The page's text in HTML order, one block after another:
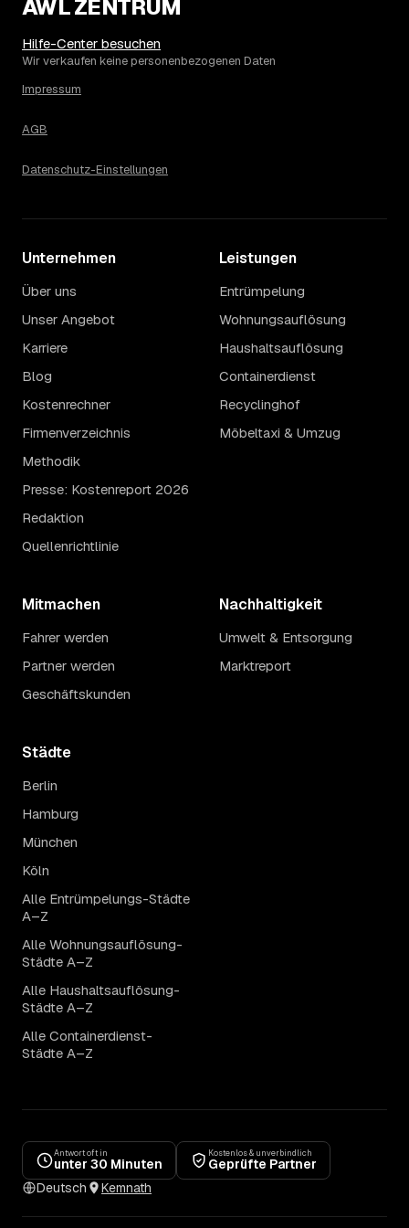
AWL ZENTRUM
Hilfe-Center besuchen
Wir verkaufen keine personenbezogenen Daten
Impressum
AGB
Datenschutz-Einstellungen
Unternehmen
Über uns
Unser Angebot
Karriere
Blog
Kostenrechner
Firmenverzeichnis
Methodik
Presse: Kostenreport 2026
Redaktion
Quellenrichtlinie
Leistungen
Entrümpelung
Wohnungsauflösung
Haushaltsauflösung
Containerdienst
Recyclinghof
Möbeltaxi & Umzug
Mitmachen
Fahrer werden
Partner werden
Geschäftskunden
Nachhaltigkeit
Umwelt & Entsorgung
Marktreport
Städte
Berlin
Hamburg
München
Köln
Alle Entrümpelungs-Städte
A–Z
Alle Wohnungsauflösung-
Städte A–Z
Alle Haushaltsauflösung-
Städte A–Z
Alle Containerdienst-
Städte A–Z
Antwort oft in
unter 30 Minuten
Kostenlos & unverbindlich
Geprüfte Partner
Deutsch
Kemnath